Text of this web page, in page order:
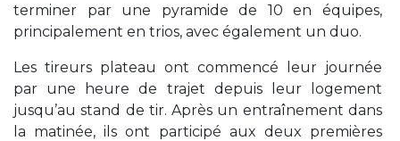
terminer par une pyramide de 10 en équipes,
principalement en trios, avec également un duo.
Les tireurs plateau ont commencé leur journée
par une heure de trajet depuis leur logement
jusqu’au stand de tir. Après un entraînement dans
la matinée, ils ont participé aux deux premières